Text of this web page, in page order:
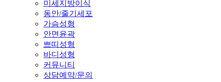
미세지방이식
동안/줄기세포
가슴성형
안면윤곽
쁘띠성형
바디성형
커뮤니티
상담예약/문의